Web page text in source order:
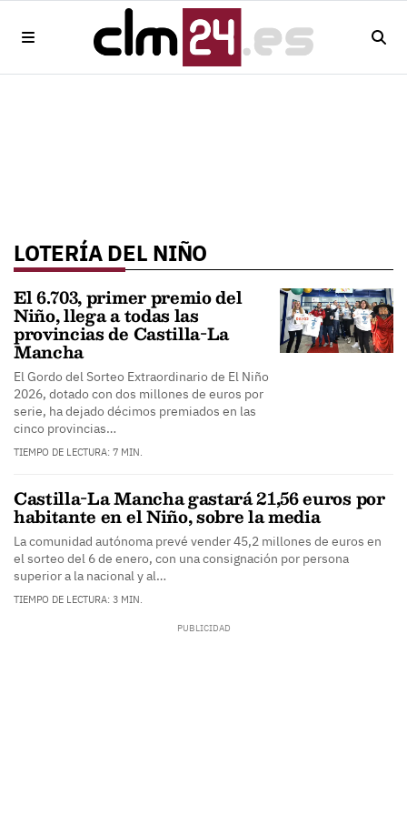
LOTERÍA DEL NIÑO
El 6.703, primer premio del
Niño, llega a todas las
provincias de Castilla-La
Mancha
El Gordo del Sorteo Extraordinario de El Niño
2026, dotado con dos millones de euros por
serie, ha dejado décimos premiados en las
cinco provincias…
TIEMPO DE LECTURA: 7 MIN.
Castilla-La Mancha gastará 21,56 euros por
habitante en el Niño, sobre la media
La comunidad autónoma prevé vender 45,2 millones de euros en
el sorteo del 6 de enero, con una consignación por persona
superior a la nacional y al…
TIEMPO DE LECTURA: 3 MIN.